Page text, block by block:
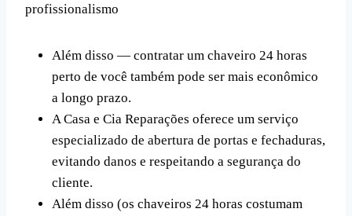
profissionalismo
Além disso — contratar um chaveiro 24 horas
perto de você também pode ser mais econômico
a longo prazo.
A Casa e Cia Reparações oferece um serviço
especializado de abertura de portas e fechaduras,
evitando danos e respeitando a segurança do
cliente.
Além disso (os chaveiros 24 horas costumam